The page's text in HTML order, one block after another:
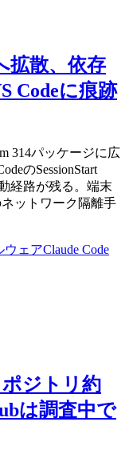
拡散、依存
Codeに痕跡
314パッケージに広
のSessionStart
経路が残る。端末
ットワーク隔離手
ウェアClaude Code
ジトリ約
は調査中で